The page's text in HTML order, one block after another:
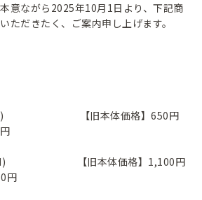
意ながら2025年10月1日より、下記商
ただきたく、ご案内申し上げます。
ー(S) 【旧本体価格】650円
(M) 【旧本体価格】1,100円
円